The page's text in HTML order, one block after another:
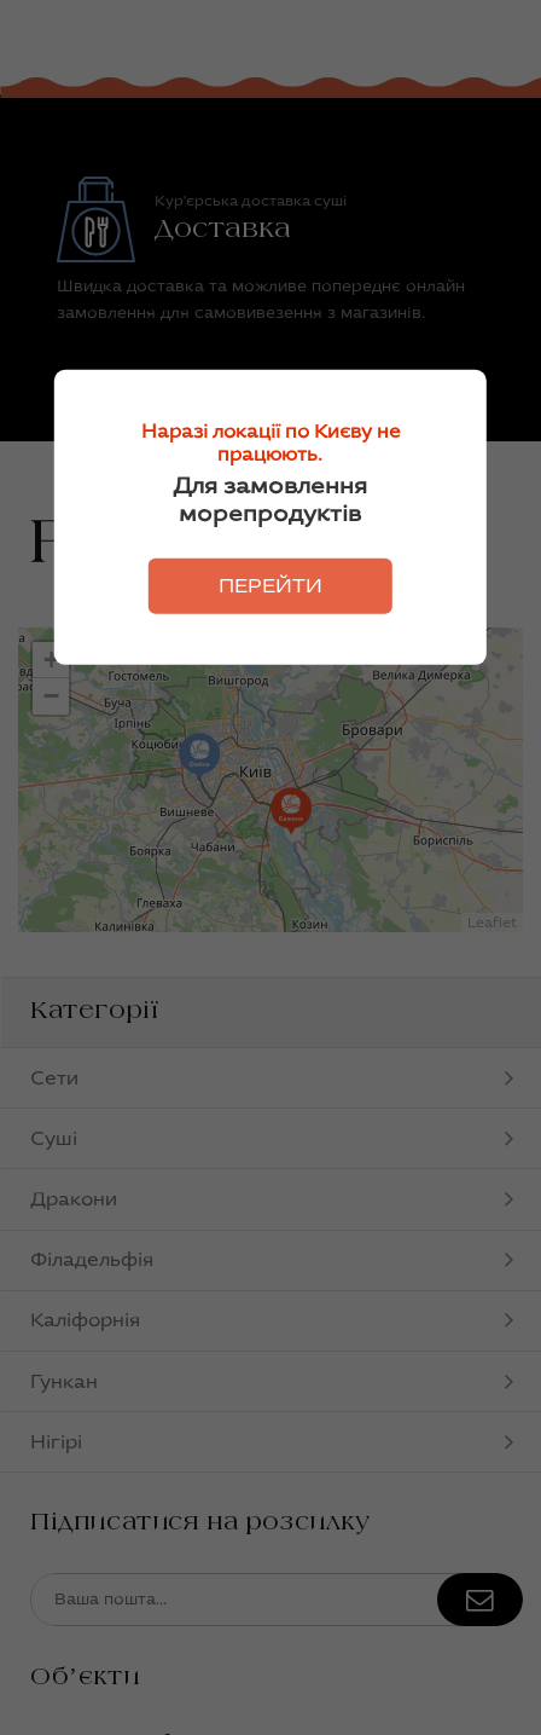
Наразі локації по Києву не
працюють.
Для замовлення
морепродуктів
ПЕРЕЙТИ
Кур'єрська доставка суші
Доставка
Швидка доставка та можливе попереднє онлайн
замовлення для самовивезення з магазинів.
+
−
Leaflet
Категорії
Сети
Суші
Дракони
Філадельфія
Каліфорнія
Гункан
Нігірі
Підписатися на розсилку
Обʼєкти